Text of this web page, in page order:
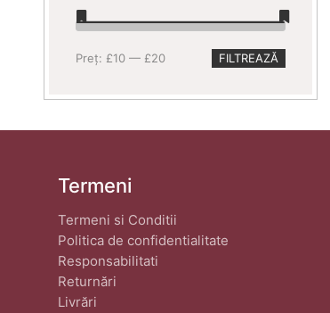
Preț
Preț
FILTREAZĂ
Preț: £10 — £20
Termeni
Termeni si Conditii
Politica de confidentialitate
Responsabilitati
Returnări
Livrări